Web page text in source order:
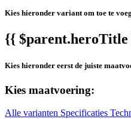
Kies hieronder variant om toe te
{{
Kies hieronder eerst de juiste
Kies maatvoering:
Alle varianten Specificaties